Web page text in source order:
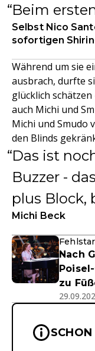
Beim
Selbst Nico
sofortigen
Während um sie
ausbrach, durfte
glücklich
auch Michi und
Michi und Smudo
den Blinds
Das ist
Buzzer -
plus Block,
Michi Beck
Nach
zu
Wichtige